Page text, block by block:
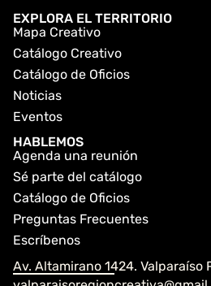
EXPLORA EL TERRITORIO
Mapa Creativo
Catálogo Creativo
Catálogo de Oficios
Noticias
Eventos
HABLEMOS
Agenda una reunión
Sé parte del catálogo
Catálogo de Oficios
Preguntas Frecuentes
Escríbenos
Av. Altamirano 1424. Valparaíso